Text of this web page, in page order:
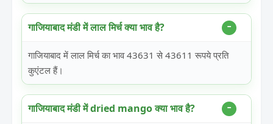
गाजियाबाद मंडी में लाल मिर्च क्या भाव है?
गाजियाबाद में लाल मिर्च का भाव 43631 से 43611 रूपये प्रति
कुएंटल हैं।
गाजियाबाद मंडी में dried mango क्या भाव है?